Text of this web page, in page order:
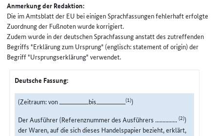
Anmerkung der Redaktion:
Die im Amtsblatt der EU bei einigen Sprachfassungen fehlerhaft erfolgte
Zuordnung der Fußnoten wurde korrigiert.
Zudem wurde in der deutschen Sprachfassung anstatt des zutreffenden
Begriffs "Erklärung zum Ursprung" (englisch: statement of origin) der
Begriff "Ursprungserklärung" verwendet.
Deutsche Fassung:
(Zeitraum: von bis (1))
Der Ausführer (Referenznummer des Ausführers ...............(2))
der Waren, auf die sich dieses Handelspapier bezieht, erklärt,